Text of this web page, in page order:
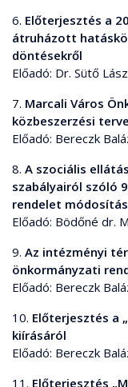
6. Előterjesztés a
átruházott
döntésekről
Előadó: Dr. Sütő
7. Marcali Város
közbeszerzési terve
Előadó: Bereczk
8. A szociális
szabályairól szóló
rendelet
Előadó: Bödőné dr.
9. Az intézményi
önkormányzati
Előadó: Bereczk
10. Előterjesztés a
kiírásáról
Előadó: Bereczk
11. Előterjesztés